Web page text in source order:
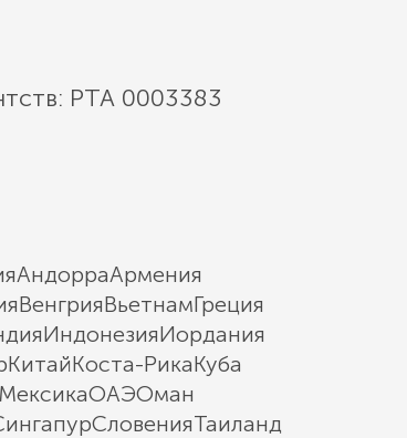
РТА 0003383
АндорраАрмения
ВенгрияВьетнамГреция
ИндонезияИордания
КитайКоста-РикаКуба
МексикаОАЭОман
СловенияТаиланд